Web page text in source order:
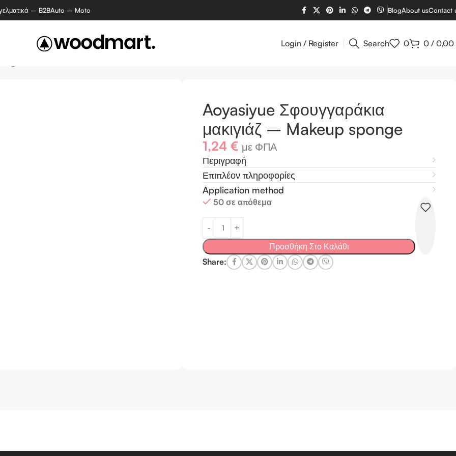
– B2BAuto – Moto BlogAbout usContact
Login / Register Search 0 0 / 0,00
Aoyasiyue Σφουγγαράκια
μακιγιάζ – Makeup sponge
1,24€ με ΦΠΑ
Περιγραφή
Επιπλέον πληροφορίες
Application method
50 σε απόθεμα
Προσθήκη Στο Καλάθι
Share: